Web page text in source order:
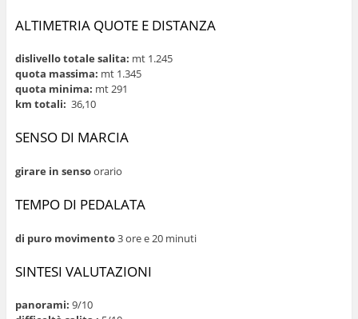
ALTIMETRIA QUOTE E DISTANZA
dislivello totale salita: mt 1.245
quota massima: mt 1.345
quota minima: mt 291
km totali: 36,10
SENSO DI MARCIA
girare in sensoorario
TEMPO DI PEDALATA
di puro movimento3 ore e 20 minuti
SINTESI VALUTAZIONI
panorami: 9/10